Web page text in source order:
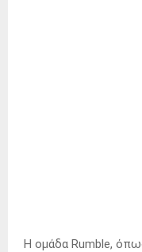
Η ομάδα Rumble,